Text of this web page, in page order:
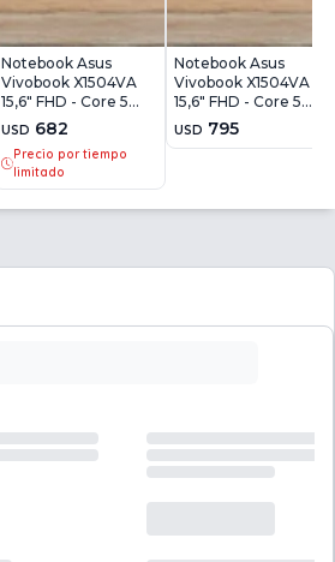
Notebook Asus
Vivobook X1504VA
15,6" FHD - Core 5
120U - 8Gb - 512Gb -
Win11
USD 682
Precio por tiempo
limitado
Notebook Asus
Vivobook X1504VA
15,6" FHD - Core 5
120U - 16Gb - 512Gb -
Win11
USD 795